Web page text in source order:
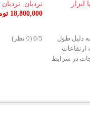
ابزار
25 متری به دلیل طول
در شرایط
نردبان
نردبان
18,800,000
‫0/5 ‫(0 نظر)